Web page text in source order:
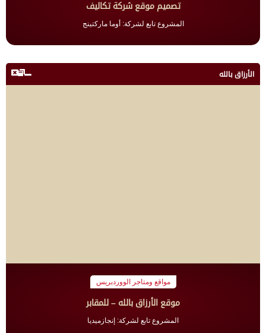
تصميم موقع شركة تكاليف
المشروع تابع لشركة: أوما ماركتينج
الأرزاق بالله
مواقع ومتاجر الووردبريس
موقع الأرزاق بالله – للمقابر
المشروع تابع لشركة: إنجازميديا